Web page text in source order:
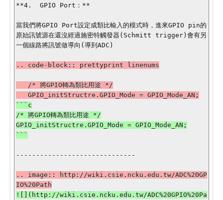
**4.  GPIO Port：**
當我們將GPIO Port設定成類比輸入的模式時，進來GPIO pin的
原始訊號源在還沒經過施密特觸發器(Schmitt trigger)會有另
一個線路將訊號做導向(導到ADC)
.. code-block:: prettyprint linenums
```c
/* 將GPIO轉為類比用途 */
GPIO_initStructre.GPIO_Mode = GPIO_Mode_AN;
------------------------------
.. image:: http://wiki.csie.ncku.edu.tw/ADC%20GP
![](http://wiki.csie.ncku.edu.tw/ADC%20GPIO%20Pa